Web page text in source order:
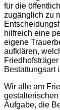
für die
zugänglich zu
hilfreich eine
eigene
aufklären,
Bestattungsart
Wir alle am
Aufgabe, die